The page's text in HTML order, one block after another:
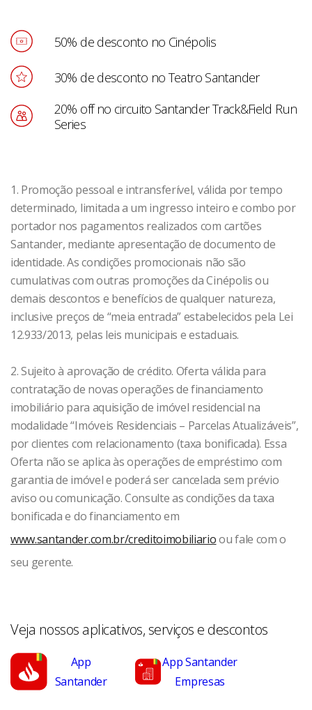
50% de desconto no Cinépolis
30% de desconto no Teatro Santander
20% off no circuito Santander Track&Field Run
Series
1. Promoção pessoal e intransferível, válida por tempo
determinado, limitada a um ingresso inteiro e combo por
portador nos pagamentos realizados com cartões
Santander, mediante apresentação de documento de
identidade. As condições promocionais não são
cumulativas com outras promoções da Cinépolis ou
demais descontos e benefícios de qualquer natureza,
inclusive preços de “meia entrada” estabelecidos pela Lei
12.933/2013, pelas leis municipais e estaduais.
2. Sujeito à aprovação de crédito. Oferta válida para
contratação de novas operações de financiamento
imobiliário para aquisição de imóvel residencial na
modalidade “Imóveis Residenciais – Parcelas Atualizáveis”,
por clientes com relacionamento (taxa bonificada). Essa
Oferta não se aplica às operações de empréstimo com
garantia de imóvel e poderá ser cancelada sem prévio
aviso ou comunicação. Consulte as condições da taxa
bonificada e do financiamento em
www.santander.com.br/creditoimobiliarioou fale com o
seu gerente.
Veja nossos aplicativos, serviços e descontos
App
Santander
App Santander
Empresas